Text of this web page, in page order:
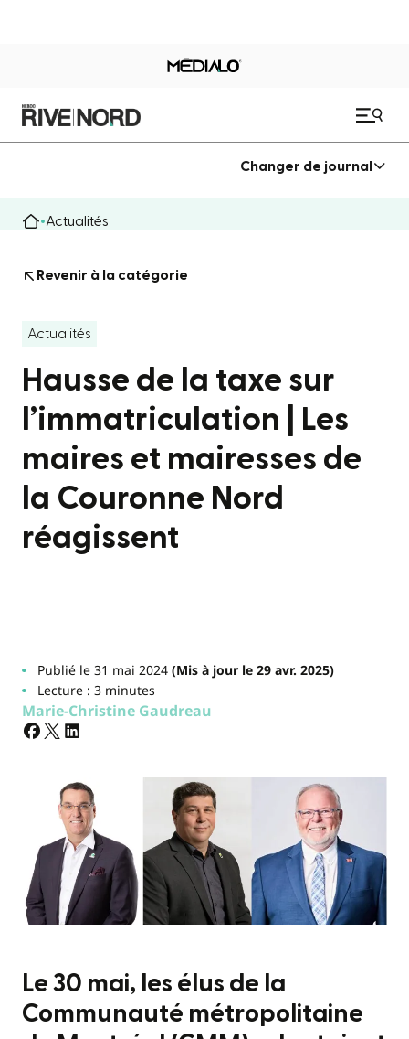
Changer de journal
Actualités
Revenir à la catégorie
Actualités
Hausse de la taxe sur
l’immatriculation | Les
maires et mairesses de
la Couronne Nord
réagissent
Publié le 31 mai 2024(Mis à jour le 29 avr. 2025)
Lecture : 3 minutes
Marie-Christine Gaudreau
Le 30 mai, les élus de la
Communauté métropolitaine